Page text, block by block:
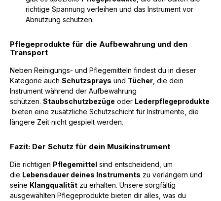
richtige Spannung verleihen und das Instrument vor
Abnutzung schützen.
Pflegeprodukte für die Aufbewahrung und den
Transport
Neben Reinigungs- und Pflegemitteln findest du in dieser
Kategorie auch Schutzsprays und Tücher , die dein
Instrument während der Aufbewahrung
schützen. Staubschutzbezüge oder Lederpflegeprodukte
bieten eine zusätzliche Schutzschicht für Instrumente, die
längere Zeit nicht gespielt werden.
Fazit: Der Schutz für dein Musikinstrument
Die richtigen Pflegemittel sind entscheidend, um
die Lebensdauer deines Instruments zu verlängern und
seine Klangqualität zu erhalten. Unsere sorgfältig
ausgewählten Pflegeprodukte bieten dir alles, was du